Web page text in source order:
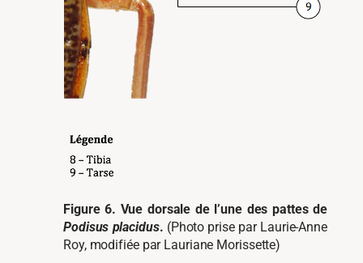
Figure 6. Vue dorsale de l’une des pattes de
Podisus placidus. (Photo prise par Laurie-Anne
Roy, modifiée par Lauriane Morissette)